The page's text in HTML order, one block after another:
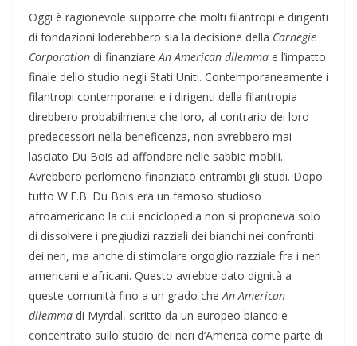
Oggi è ragionevole supporre che molti filantropi e dirigenti
di fondazioni loderebbero sia la decisione della Carnegie
Corporation di finanziareAn American dilemma e l’impatto
finale dello studio negli Stati Uniti. Contemporaneamente i
filantropi contemporanei e i dirigenti della filantropia
direbbero probabilmente che loro, al contrario dei loro
predecessori nella beneficenza, non avrebbero mai
lasciato Du Bois ad affondare nelle sabbie mobili.
Avrebbero perlomeno finanziato entrambi gli studi. Dopo
tutto W.E.B. Du Bois era un famoso studioso
afroamericano la cui enciclopedia non si proponeva solo
di dissolvere i pregiudizi razziali dei bianchi nei confronti
dei neri, ma anche di stimolare orgoglio razziale fra i neri
americani e africani. Questo avrebbe dato dignità a
queste comunità fino a un grado cheAn American
dilemma di Myrdal, scritto da un europeo bianco e
concentrato sullo studio dei neri d’America come parte di